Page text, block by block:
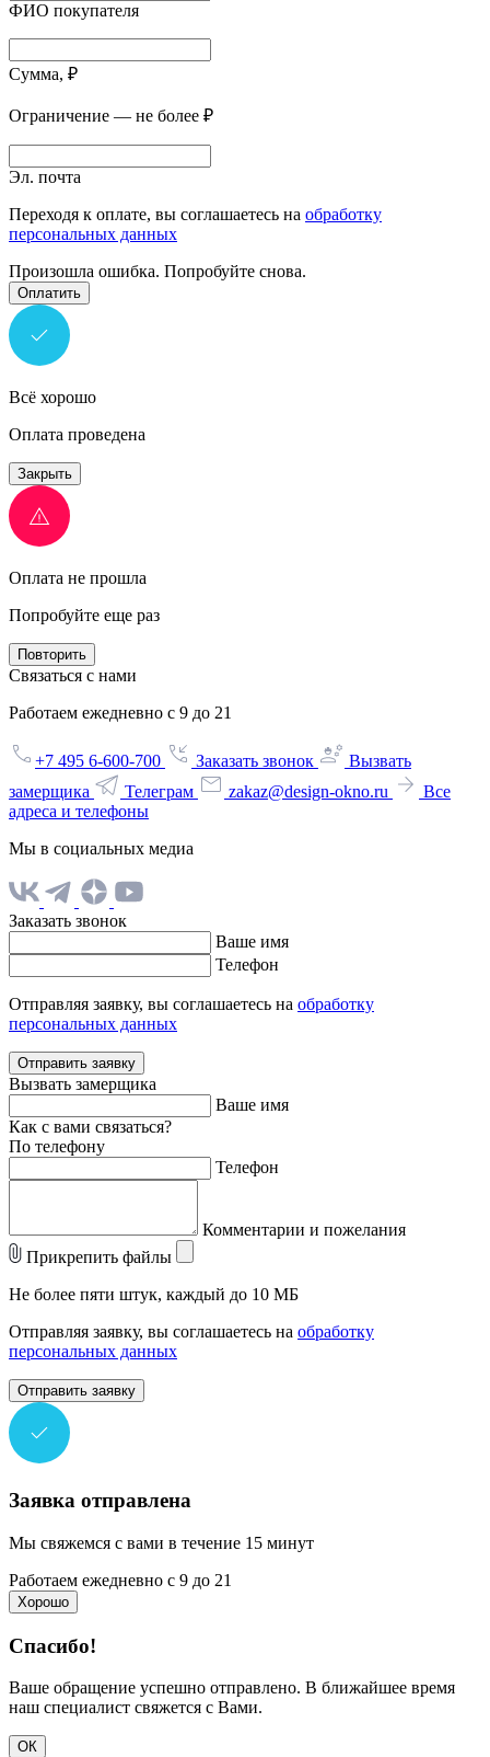
ФИО покупателя
Сумма, ₽
Ограничение — не более ₽
Эл. почта
Переходя к оплате, вы соглашаетесь на обработку
персональных данных
Произошла ошибка. Попробуйте снова.
Оплатить
Всё хорошо
Оплата проведена
Закрыть
Оплата не прошла
Попробуйте еще раз
Повторить
Связаться с нами
Работаем ежедневно с 9 до 21
+7 495 6-600-700 Заказать звонок
Вызвать
замерщика
Телеграм zakaz@design-okno.ru
Все
адреса и телефоны
Мы в социальных медиа
Заказать звонок
Ваше имя
Телефон
Отправляя заявку, вы соглашаетесь на обработку
персональных данных
Отправить заявку
Вызвать замерщика
Ваше имя
Как с вами связаться?
По телефону
Телефон
Комментарии и пожелания
Прикрепить файлы
Не более пяти штук, каждый до 10 МБ
Отправляя заявку, вы соглашаетесь на обработку
персональных данных
Отправить заявку
Заявка отправлена
Мы свяжемся с вами в течение 15 минут
Работаем ежедневно с 9 до 21
Хорошо
Спасибо!
Ваше обращение успешно отправлено. В ближайшее время
наш специалист свяжется с Вами.
ОК